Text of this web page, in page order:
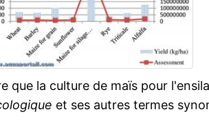
que la culture de maïs pour
et ses autres termes